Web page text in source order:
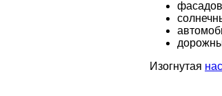
фасадов
Изогнутая